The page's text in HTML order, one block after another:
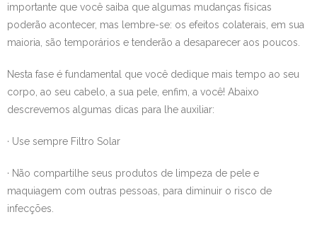
- Dirigentes
Câncer de Mama?
- Exames Necessários
importante que você saiba que algumas mudanças físicas
poderão acontecer, mas lembre-se: os efeitos colaterais, em sua
maioria, são temporários e tenderão a desaparecer aos poucos.
Nesta fase é fundamental que você dedique mais tempo ao seu
corpo, ao seu cabelo, a sua pele, enfim, a você! Abaixo
descrevemos algumas dicas para lhe auxiliar:
· Use sempre Filtro Solar
· Não compartilhe seus produtos de limpeza de pele e
maquiagem com outras pessoas, para diminuir o risco de
infecções.